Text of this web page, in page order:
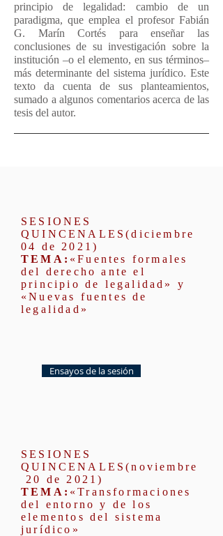
principio de legalidad: cambio de un
paradigma, que emplea el profesor Fabián
G. Marín Cortés para enseñar las
conclusiones de su investigación sobre la
institución –o el elemento, en sus términos–
más determinante del sistema jurídico. Este
texto da cuenta de sus planteamientos,
sumado a algunos comentarios acerca de las
tesis del autor.
SESIONES
QUINCENALES(diciembre
04
de 2021)
TEMA: «Fuentes formales
del derecho ante el
principio de legalidad» y
«Nuevas fuentes de
legalidad»
Ensayos de la sesión
SESIONES
QUINCENALES(noviembre
20
de 2021)
TEMA: «Transformaciones
del entorno y de los
elementos del sistema
jurídico»